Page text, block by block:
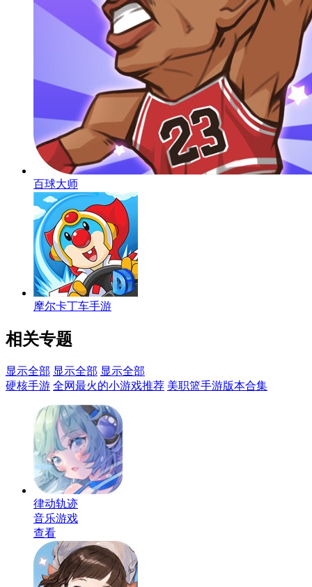
百球大师
摩尔卡丁车手游
相关专题
显示全部 显示全部 显示全部
硬核手游 全网最火的小游戏推荐 美职篮手游版本合集
律动轨迹
音乐游戏
查看